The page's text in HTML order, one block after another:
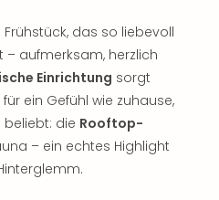
das so liebevoll
– aufmerksam, herzlich
Einrichtung sorgt
ein Gefühl wie zuhause,
beliebt: die Rooftop-
– ein echtes Highlight